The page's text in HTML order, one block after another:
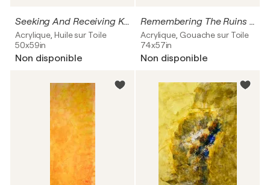
Seeking And Receiving Knowledge In The Valley Of The Gods
Acrylique, Huile sur Toile
50x59in
Non disponible
Remembering The Ruins Of Nora, Sardinia
Acrylique, Gouache sur Toile
74x57in
Non disponible